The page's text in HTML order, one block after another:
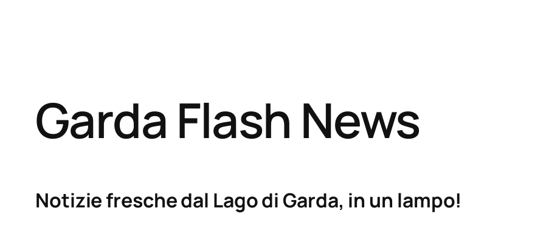
Garda Flash News
Notizie fresche dal Lago di Garda, in un lampo!